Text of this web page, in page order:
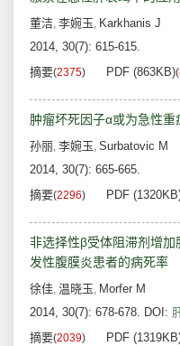
董洁, 李婉玉, Karkhanis J
2014, 30(7): 615-615.
摘要(2375) PDF (863KB)(
肿瘤坏死因子α或为急性
孙丽, 李婉玉, Surbatovic M
2014, 30(7): 665-665.
摘要(2296) PDF
非选择性β受体阻滞剂增
发性腹膜炎患者的病死率
徐佳, 温晓玉, Morfer M
2014, 30(7): 678-678. DOI:
摘要(2039) PDF